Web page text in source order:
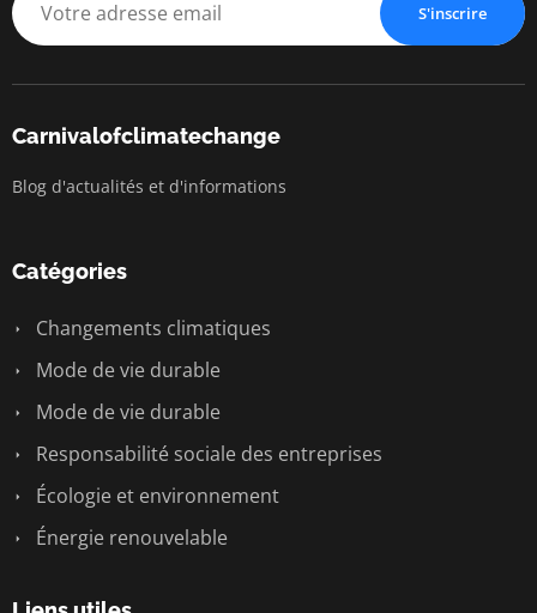
S'inscrire
Carnivalofclimatechange
Blog d'actualités et d'informations
Catégories
Changements climatiques
Mode de vie durable
Mode de vie durable
Responsabilité sociale des entreprises
Écologie et environnement
Énergie renouvelable